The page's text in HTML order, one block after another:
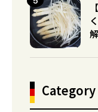
Category